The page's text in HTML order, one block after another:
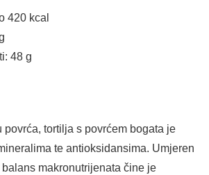
420 kcal
48 g
tortilja s povrćem bogata je
te antioksidansima. Umjeren
makronutrijenata čine je